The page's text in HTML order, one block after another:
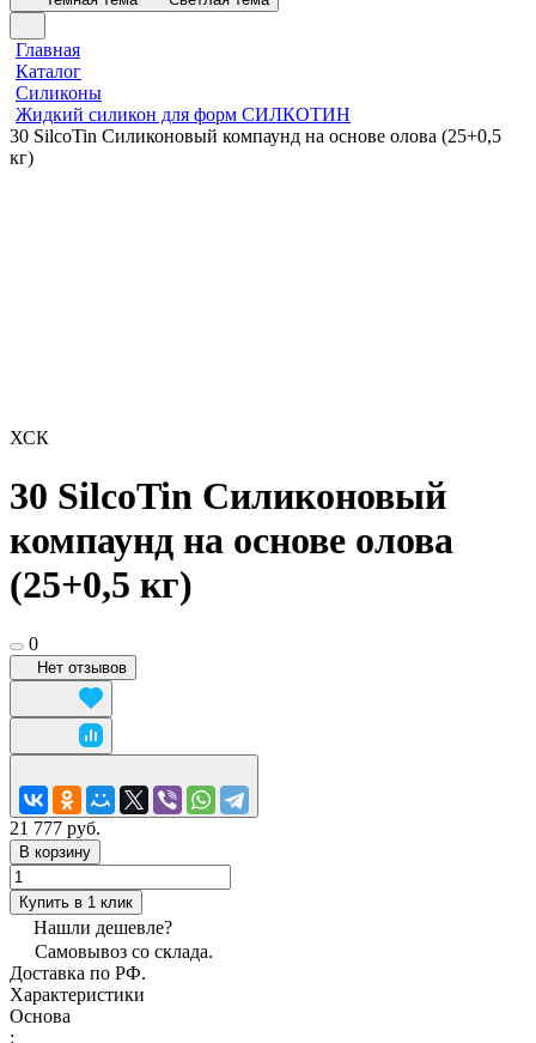
Главная
Каталог
Силиконы
Жидкий силикон для форм СИЛКОТИН
30 SilcoTin Силиконовый компаунд на основе олова (25+0,5
кг)
ХСК
30 SilcoTin Силиконовый
компаунд на основе олова
(25+0,5 кг)
0
Нет отзывов
21 777 руб.
В корзину
Купить в 1 клик
Нашли дешевле?
Самовывоз со склада.
Доставка по РФ.
Характеристики
Основа
: